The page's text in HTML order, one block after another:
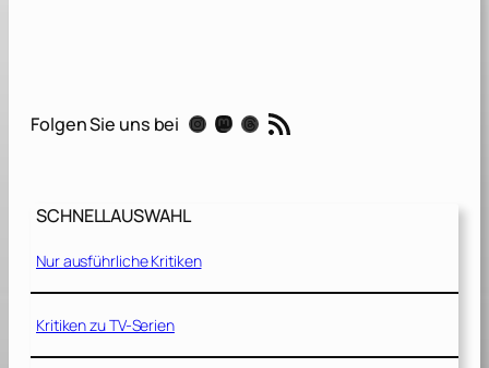
d
t
e
i
n
Folgen Sie uns bei Instagram Mastodon Threads RSS-Feed
SCHNELLAUSWAHL
Nur ausführliche Kritiken
Kritiken zu TV-Serien